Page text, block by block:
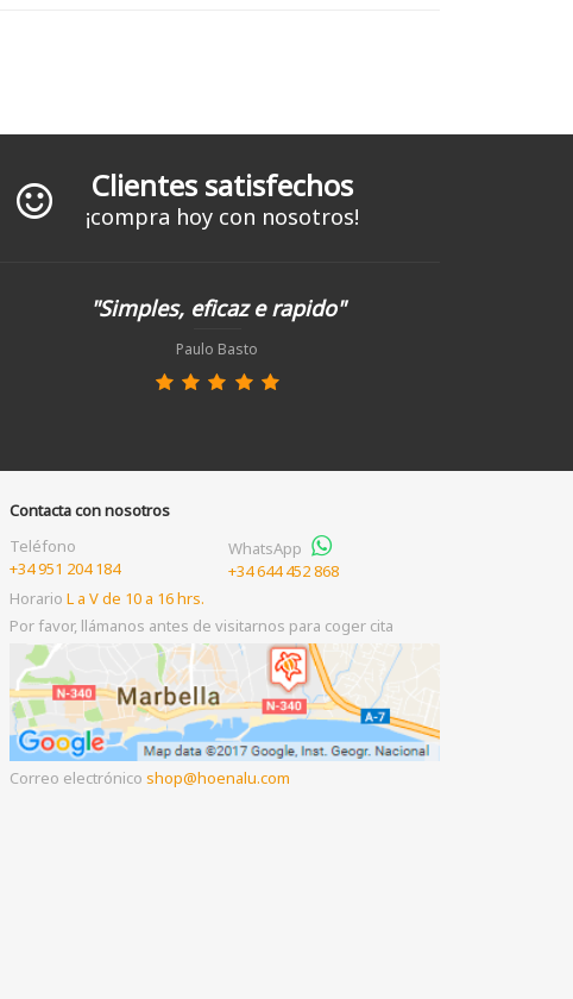
Clientes satisfechos
¡compra hoy con nosotros!
"Simples, eficaz e rapido"
Paulo Basto
Contacta con nosotros
Teléfono
+34 951 204 184
WhatsApp
+34 644 452 868
HorarioL a V de 10 a 16 hrs.
Por favor, llámanos antes de visitarnos para coger cita
Correo electrónicoshop hoenalu.com